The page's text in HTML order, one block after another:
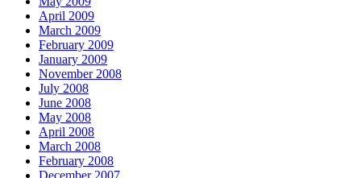
April 2009
March 2009
February 2009
January 2009
November 2008
July 2008
June 2008
May 2008
April 2008
March 2008
February 2008